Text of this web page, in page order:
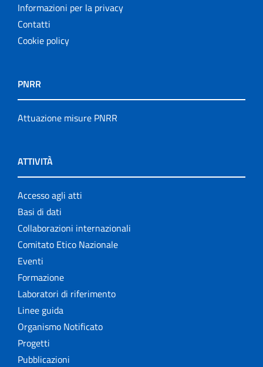
Informazioni per la privacy
Contatti
Cookie policy
PNRR
Attuazione misure PNRR
ATTIVITÀ
Accesso agli atti
Basi di dati
Collaborazioni internazionali
Comitato Etico Nazionale
Eventi
Formazione
Laboratori di riferimento
Linee guida
Organismo Notificato
Progetti
Pubblicazioni